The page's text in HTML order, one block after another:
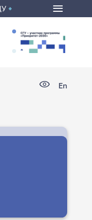
En